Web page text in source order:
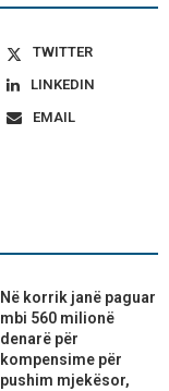
TWITTER
LINKEDIN
EMAIL
Në korrik janë paguar
mbi 560 milionë
denarë për
kompensime për
pushim mjekësor,